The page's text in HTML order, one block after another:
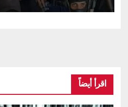
اقرأ أيضاً